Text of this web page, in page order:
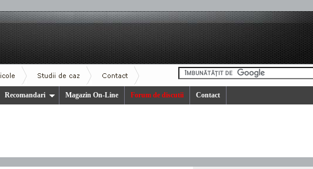
Recomandari Magazin On-Line Forum de discutii Contact